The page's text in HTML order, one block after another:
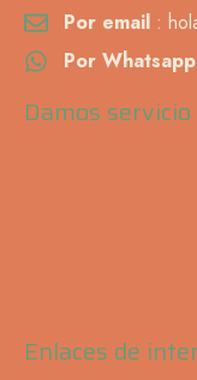
Por email :
Por Whatsapp
Damos
Enlaces de